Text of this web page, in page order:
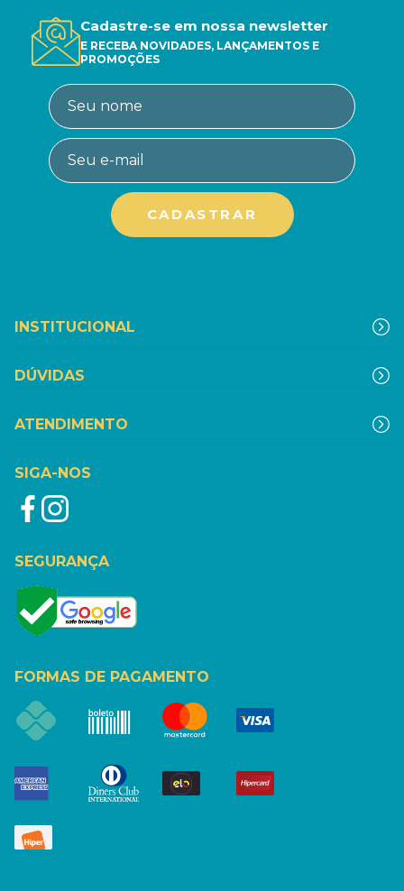
Cadastre-se em nossa newsletter
E RECEBA NOVIDADES, LANÇAMENTOS E
PROMOÇÕES
INSTITUCIONAL
DÚVIDAS
ATENDIMENTO
SIGA-NOS
SEGURANÇA
FORMAS DE PAGAMENTO